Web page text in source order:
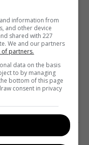
своего
всей России,
information from
and other device
shared with 227
We and our partners
of partners.
data on the basis
to by managing
bottom of this page
consent in privacy